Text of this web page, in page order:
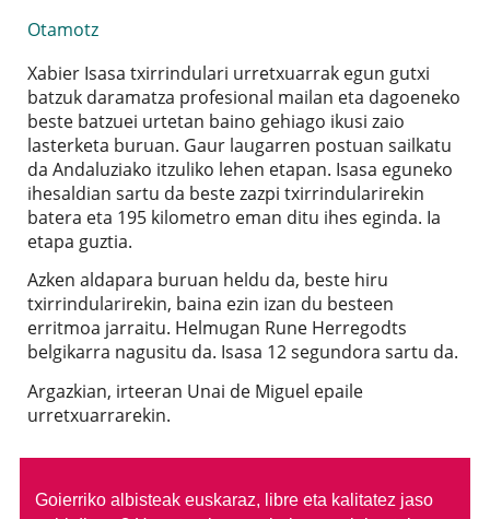
Otamotz
Xabier Isasa txirrindulari urretxuarrak egun gutxi
batzuk daramatza profesional mailan eta dagoeneko
beste batzuei urtetan baino gehiago ikusi zaio
lasterketa buruan. Gaur laugarren postuan sailkatu
da Andaluziako itzuliko lehen etapan. Isasa eguneko
ihesaldian sartu da beste zazpi txirrindularirekin
batera eta 195 kilometro eman ditu ihes eginda. Ia
etapa guztia.
Azken aldapara buruan heldu da, beste hiru
txirrindularirekin, baina ezin izan du besteen
erritmoa jarraitu. Helmugan Rune Herregodts
belgikarra nagusitu da. Isasa 12 segundora sartu da.
Argazkian, irteeran Unai de Miguel epaile
urretxuarrarekin.
Goierriko albisteak euskaraz, libre eta kalitatez jaso